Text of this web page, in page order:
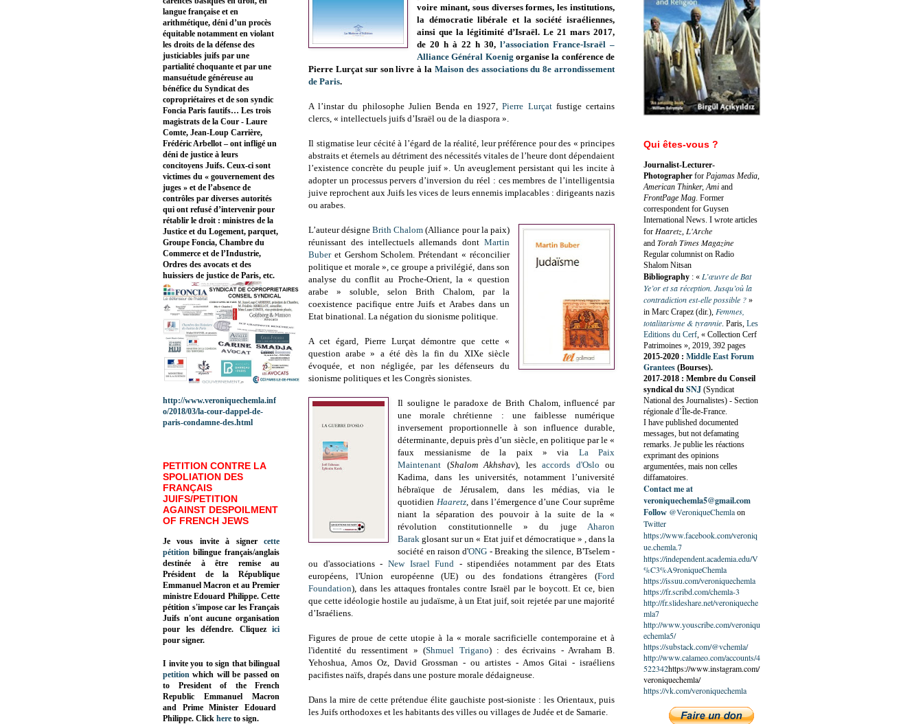
voire minant, sous diverses formes, les institutions,
la démocratie libérale et la société israéliennes,
ainsi que la légitimité d’Israël. Le 21 mars 2017,
de 20 h à 22 h 30,l’association France-Israël –
Alliance Général Koenig organise la conférence de
Pierre Lurçat sur son livre à la Maison des associations du 8e arrondissement
de Paris.
A l’instar du philosophe Julien Benda en 1927,Pierre Lurçatfustige certains
clercs, « intellectuels juifs d’Israël ou de la diaspora ».
Il stigmatise leur cécité à l’égard de la réalité, leur préférence pour des « principes
abstraits et éternels au détriment des nécessités vitales de l’heure dont dépendaient
l’existence concrète du peuple juif ». Un aveuglement persistant qui les incite à
adopter un processus pervers d’inversion du réel : ces membres de l’intelligentsia
juive reprochent aux Juifs les vices de leurs ennemis implacables : dirigeants nazis
ou arabes.
L’auteur désigneBrith Chalom (Alliance pour la paix)
réunissant des intellectuels allemands dont Martin
Buberet Gershom Scholem. Prétendant « réconcilier
politique et morale », ce groupe a privilégié, dans son
analyse du conflit au Proche-Orient, la « question
arabe » soluble, selon Brith Chalom, par la
coexistence pacifique entre Juifs et Arabes dans un
Etat binational. La négation du sionisme politique.
A cet égard, Pierre Lurçat démontre que cette «
question arabe » a été dès la fin du XIXe siècle
évoquée, et non négligée, par les défenseurs du
sionisme politiques et les Congrès sionistes.
Il souligne le paradoxe de Brith Chalom, influencé par
une morale chrétienne : une faiblesse numérique
inversement proportionnelle à son influence durable,
déterminante, depuis près d’un siècle, en politique par le «
faux messianisme de la paix » via La Paix
Maintenant (Shalom Akhshav), lesaccords d'Oslo ou
Kadima, dans les universités, notamment l’université
hébraïque de Jérusalem, dans les médias, via le
quotidien Haaretz, dans l’émergence d’une Cour suprême
niant la séparation des pouvoir à la suite de la «
révolution constitutionnelle » du juge Aharon
Barak glosant sur un « Etat juif et démocratique » , dans la
société en raison d'ONG - Breaking the silence, B'Tselem -
ou d'associations - New Israel Fund - stipendiées notamment par des Etats
européens, l'Union européenne (UE) ou des fondations étrangères (Ford
Foundation), dans les attaques frontales contre Israël par le boycott. Et ce, bien
que cette idéologie hostile au judaïsme, à un Etat juif, soit rejetée par une majorité
d’Israéliens.
Figures de proue de cette utopie à la « morale sacrificielle contemporaine et à
l'identité du ressentiment » (Shmuel Trigano) : des écrivains - Avraham B.
Yehoshua, Amos Oz, David Grossman - ou artistes - Amos Gitai - israéliens
pacifistes naïfs, drapés dans une posture morale dédaigneuse.
Dans la mire de cette prétendue élite gauchiste post-sioniste : les Orientaux, puis
les Juifs orthodoxes et les habitants des villes ou villages de Judée et de Samarie.
langue française et en
arithmétique, déni d’un procès
équitable notamment en violant
les droits de la défense des
justiciables juifs par une
partialité choquante et par une
mansuétude généreuse au
bénéfice du Syndicat des
copropriétaires et de son syndic
Foncia Paris fautifs… Les trois
magistrats de la Cour - Laure
Comte, Jean-Loup Carrière,
Frédéric Arbellot – ont infligé un
déni de justice à leurs
concitoyens Juifs. Ceux-ci sont
victimes du « gouvernement des
juges » et de l’absence de
contrôles par diverses autorités
qui ont refusé d’intervenir pour
rétablir le droit : ministres de la
Justice et du Logement, parquet,
Groupe Foncia, Chambre du
Commerce et de l’Industrie,
Ordres des avocats et des
huissiers de justice de Paris, etc.
http://www.veroniquechemla.inf
o/2018/03/la-cour-dappel-de-
paris-condamne-des.html
PETITION CONTRE LA
SPOLIATION DES
FRANÇAIS
JUIFS/PETITION
AGAINST DESPOILMENT
OF FRENCH JEWS
Je vous invite à signer cette
pétition bilingue français/anglais
destinée à être remise au
Président de la République
Emmanuel Macron et au Premier
ministre Edouard Philippe. Cette
pétition s'impose car les Français
Juifs n'ont aucune organisation
pour les défendre. Cliquez
ici
pour signer.
I invite you to sign that bilingual
petition which will be passed on
to President of the French
Republic Emmanuel Macron
and Prime Minister Edouard
Philippe. Click here to sign.
Qui êtes-vous ?
Journalist-Lecturer-
Photographer for Pajamas Media,
American Thinker, Ami and
FrontPage Mag. Former
correspondent for Guysen
International News. I wrote articles
for Haaretz, L'Arche
and Torah Times Magazine
Regular columnist on Radio
Shalom Nitsan
Bibliography : « L’œuvre de Bat
Ye’or et sa réception. Jusqu’où la
contradiction est-elle possible ? »
in Marc Crapez (dir.), Femmes,
totalitarisme & tyrannie. Paris, Les
Editions du Cerf, « Collection Cerf
Patrimoines », 2019, 392 pages
2015-2020 : Middle East Forum
Grantees (Bourses).
2017-2018 : Membre du Conseil
syndical du SNJ (Syndicat
National des Journalistes) - Section
régionale d’Île-de-France.
I have published documented
messages, but not defamating
remarks. Je publie les réactions
exprimant des opinions
argumentées, mais non celles
diffamatoires.
Contact me at
veroniquechemla5@gmail.com
Follow @VeroniqueChemlaon
Twitter
https://www.facebook.com/veroniq
ue.chemla.7
https://independent.academia.edu/V
%C3%A9roniqueChemla
https://issuu.com/veroniquechemla
https://fr.scribd.com/chemla-3
http://fr.slideshare.net/veroniqueche
mla7
http://www.youscribe.com/veroniqu
echemla5/
https://substack.com/@vchemla/
http://www.calameo.com/accounts/4
522342https://www.instagram.com/
veroniquechemla/
https://vk.com/veroniquechemla